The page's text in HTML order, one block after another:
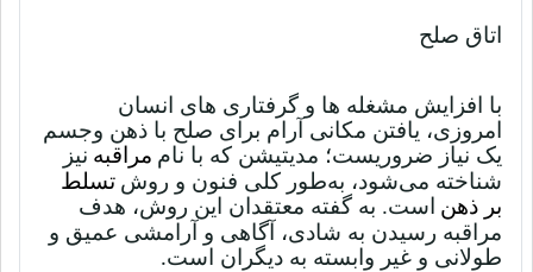
اتاق صلح
با افزایش مشغله ها و گرفتاری های انسان
امروزی، یافتن مکانی آرام برای صلح با ذهن وجسم
یک نیاز ضروریست؛ مدیتیشنکه با نام مراقبه نیز
شناخته می‌شود، به‌طور کلی فنون و روش تسلط
بر ذهن است. به گفته معتقدان این روش، هدف
مراقبه رسیدن به شادی، آگاهی و آرامشی عمیق و
طولانی و غیر وابسته به دیگران است.